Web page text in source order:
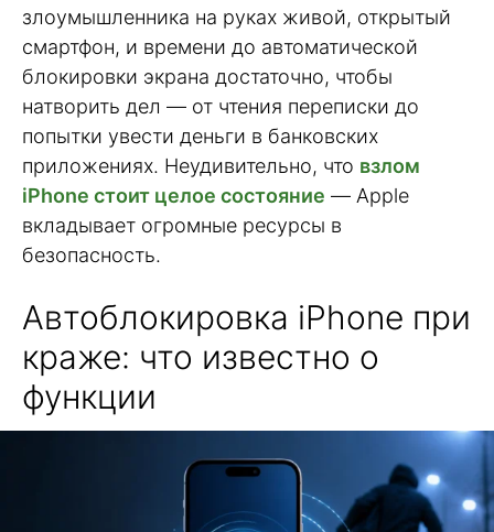
злоумышленника на руках живой, открытый
смартфон, и времени до автоматической
блокировки экрана достаточно, чтобы
натворить дел — от чтения переписки до
попытки увести деньги в банковских
приложениях. Неудивительно, что взлом
iPhone стоит целое состояние — Apple
вкладывает огромные ресурсы в
безопасность.
Автоблокировка iPhone при
краже: что известно о
функции